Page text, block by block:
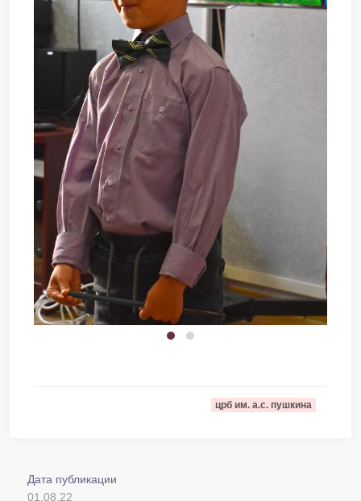
црб им. а.с. пушкина
Дата публикации
01.08.22